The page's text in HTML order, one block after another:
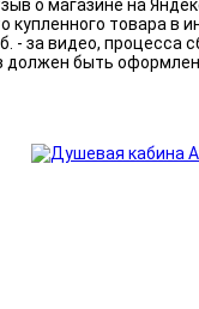
о магазине на
купленного товара в
- за видео, процесса
должен быть